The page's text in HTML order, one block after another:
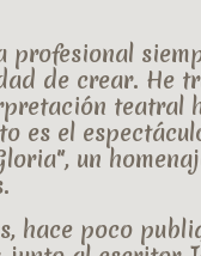
profesional
de crear. He
teatral
es el
, un
.
hace poco